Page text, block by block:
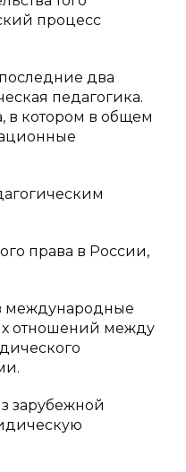
процесс
два
педагогика.
в котором в общем
права в России,
международные
отношений между
зарубежной